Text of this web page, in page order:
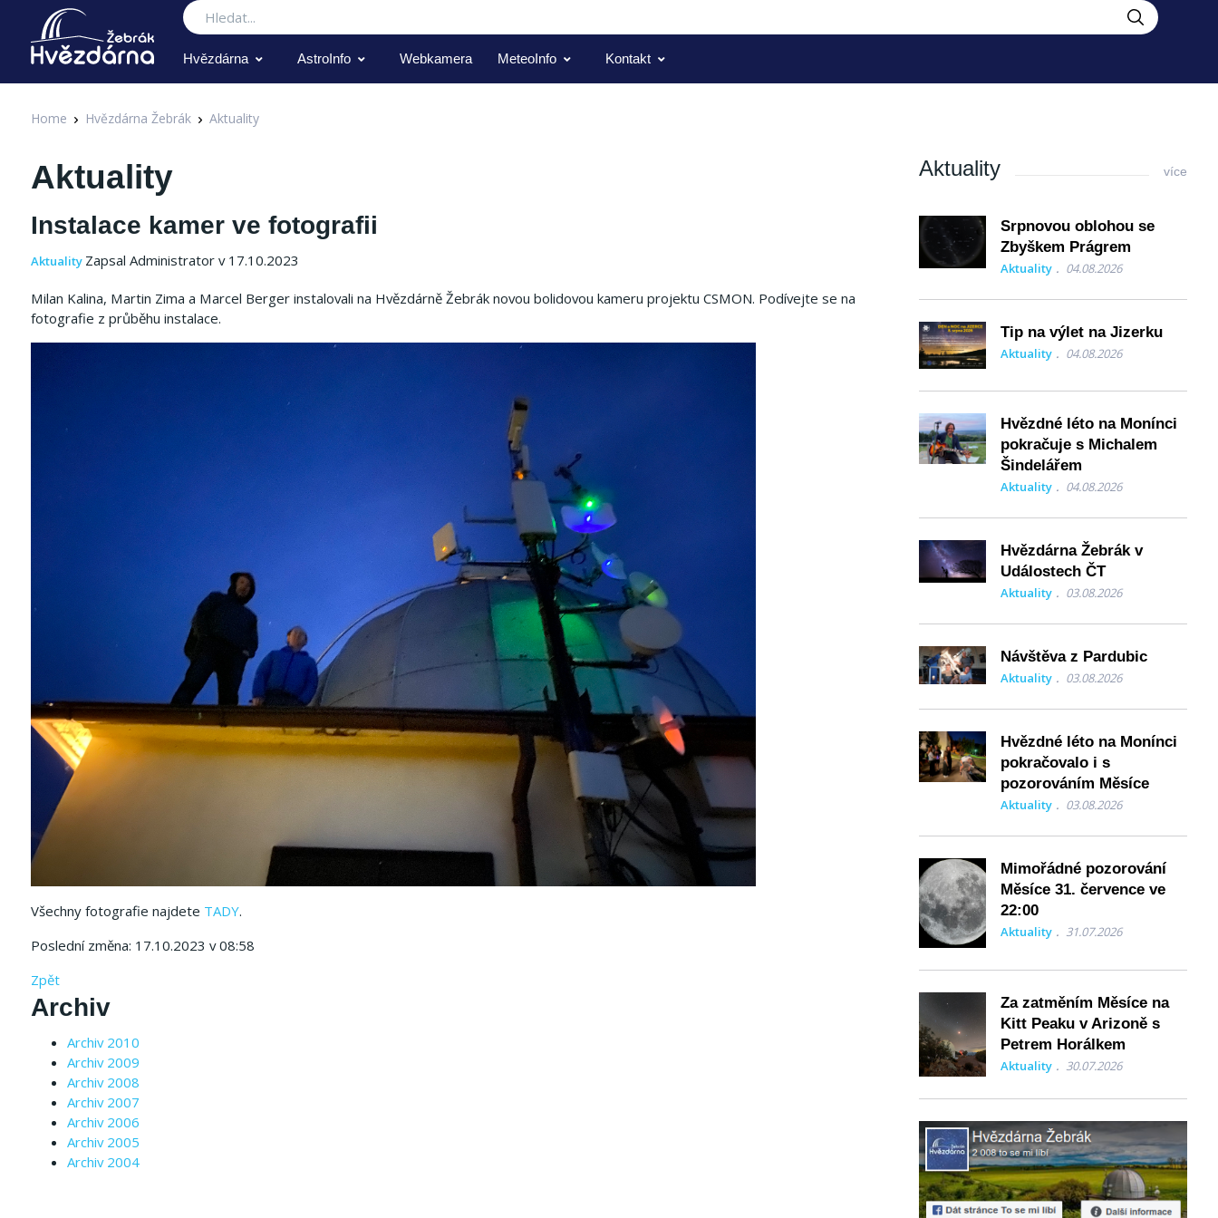
Hledat
Hvězdárna AstroInfo Webkamera MeteoInfo Kontakt
Home Hvězdárna Žebrák Aktuality
Aktuality
Instalace kamer ve fotografii
Aktuality Zapsal Administrator v 17.10.2023
Milan Kalina, Martin Zima a Marcel Berger instalovali na Hvězdárně Žebrák novou bolidovou kameru projektu CSMON. Podívejte se na
fotografie z průběhu instalace.
Všechny fotografie najdete TADY.
Poslední změna: 17.10.2023 v 08:58
Zpět
Archiv
Archiv 2010
Archiv 2009
Archiv 2008
Archiv 2007
Archiv 2006
Archiv 2005
Archiv 2004
Aktuality více
Srpnovou oblohou se
Zbyškem Prágrem
Aktuality 04.08.2026
Tip na výlet na Jizerku
Aktuality 04.08.2026
Hvězdné léto na Monínci
pokračuje s Michalem
Šindelářem
Aktuality 04.08.2026
Hvězdárna Žebrák v
Událostech ČT
Aktuality 03.08.2026
Návštěva z Pardubic
Aktuality 03.08.2026
Hvězdné léto na Monínci
pokračovalo i s
pozorováním Měsíce
Aktuality 03.08.2026
Mimořádné pozorování
Měsíce 31. července ve
22:00
Aktuality 31.07.2026
Za zatměním Měsíce na
Kitt Peaku v Arizoně s
Petrem Horálkem
Aktuality 30.07.2026